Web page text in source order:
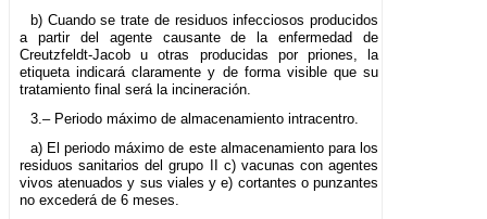
b) Cuando se trate de residuos infecciosos producidos
a partir del agente causante de la enfermedad de
Creutzfeldt-Jacob u otras producidas por priones, la
etiqueta indicará claramente y de forma visible que su
tratamiento final será la incineración.
3.– Periodo máximo de almacenamiento intracentro.
a) El periodo máximo de este almacenamiento para los
residuos sanitarios del grupo II c) vacunas con agentes
vivos atenuados y sus viales y e) cortantes o punzantes
no excederá de 6 meses.